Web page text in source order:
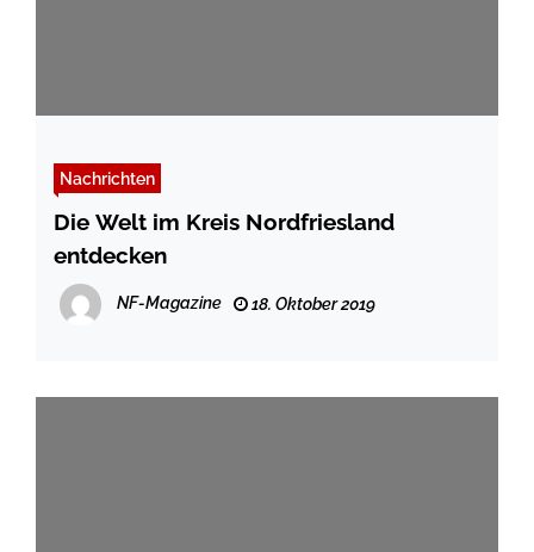
Nachrichten
Die Welt im Kreis Nordfriesland
entdecken
NF-Magazine 18. Oktober 2019